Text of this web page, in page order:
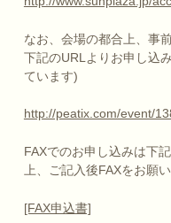
なお、会場の都合上、事
下記のURLよりお申し込
ています)
http://peatix.com/event/
FAXでのお申し込みは下
上、ご記入後FAXをお願い
[FAX申込書]